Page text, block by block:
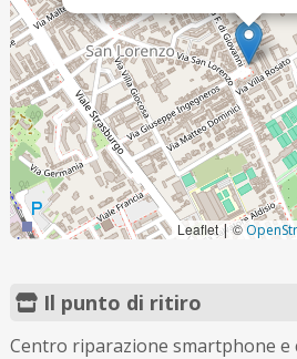
Leaflet|©
Il punto di ritiro
Centro riparazione smartphone